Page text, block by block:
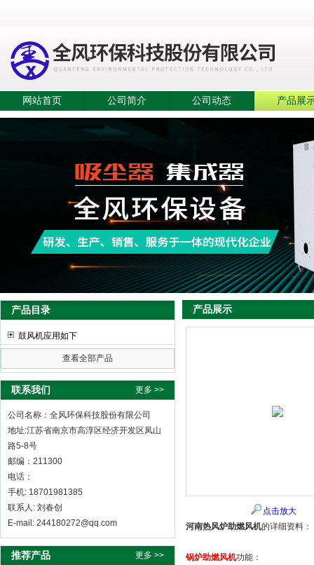
网站首页 公司简介 公司动态 产品展
产品目录
鼓风机应用如下
查看全部产品
联系我们 更多 >>
公司名称：全风环保科技股份有限公司
地址:江苏省南京市高淳区经济开发区凤山
路5-8号
邮编：211300
电话：
手机: 18701981385
联系人: 刘春创
E-mail: 244180272@qq.com
推荐产品 更多 >>
产品展示
点击放大
河南热风炉助燃风机的详细资料：
锅炉助燃风机功能：